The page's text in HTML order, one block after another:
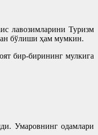
лавозимларини Туризм
бўлиши ҳам мумкин.
бир-бирининг мулкига
Умаровнинг одамлари